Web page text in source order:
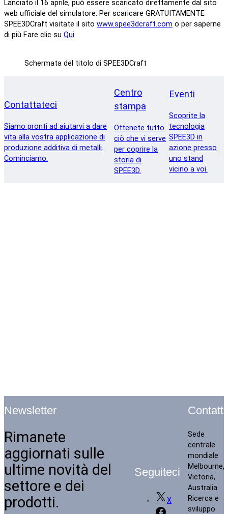
Lanciato il 16 aprile, può essere scaricato direttamente dal sito
web ufficiale del simulatore. Per scaricare GRATUITAMENTE
SPEE3DCraft visitate il sito www.spee3dcraft.com o per saperne
di più Fare clic su Qui
Schermata del titolo di SPEE3DCraft
Contattateci
Siamo pronti ad aiutarvi a dare
vita alla vostra applicazione di
produzione additiva di metalli.
Cominciamo.
Centro
stampa
Ottenete tutto
ciò che vi serve
per coprire la
storia di
SPEE3D.
Eventi
Scoprite la
tecnologia
SPEE3D in
azione presso
uno stand
vicino a voi.
Newsletter
Rimanete
aggiornati sulle
ultime novità del
settore e dei
prodotti.
Seguiteci
X
Contatti
Sede
centrale
mondiale
Melbourne,
Victoria,
Australia
Ricerca e
sviluppo